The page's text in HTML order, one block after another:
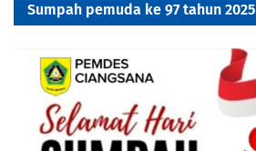
Sumpah pemuda ke 97 tahun 2025